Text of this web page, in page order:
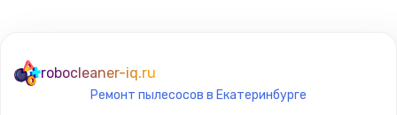
Замена термостата
robocleaner-iq.ru
Ремонт пылесосов в Екатеринбурге